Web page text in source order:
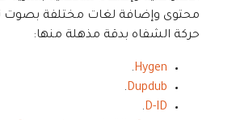
محتوى وإضافة لغات مختلفة بصوت
حركة الشفاه بدقة مذهلة منها:
Hygen
.
Dupdub
.
D-ID
.